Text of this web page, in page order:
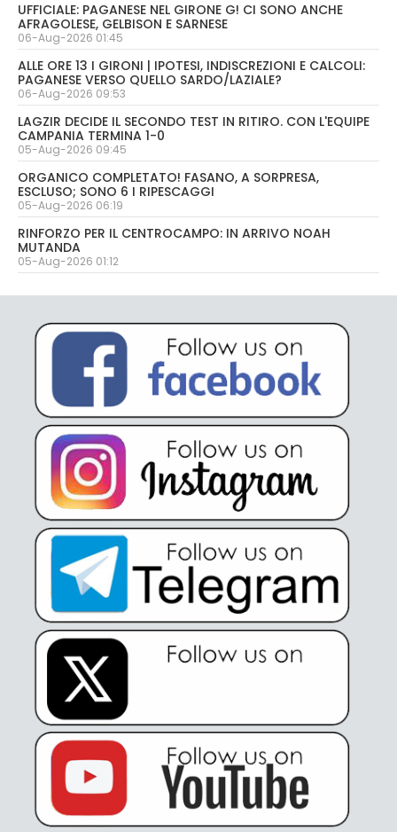
UFFICIALE: PAGANESE NEL GIRONE G! CI SONO ANCHE
AFRAGOLESE, GELBISON E SARNESE
06-Aug-2026 01:45
ALLE ORE 13 I GIRONI | IPOTESI, INDISCREZIONI E CALCOLI:
PAGANESE VERSO QUELLO SARDO/LAZIALE?
06-Aug-2026 09:53
LAGZIR DECIDE IL SECONDO TEST IN RITIRO. CON L'EQUIPE
CAMPANIA TERMINA 1-0
05-Aug-2026 09:45
ORGANICO COMPLETATO! FASANO, A SORPRESA,
ESCLUSO; SONO 6 I RIPESCAGGI
05-Aug-2026 06:19
RINFORZO PER IL CENTROCAMPO: IN ARRIVO NOAH
MUTANDA
05-Aug-2026 01:12